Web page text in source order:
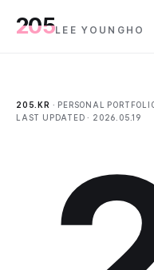
205LEE YOUNGHO
205.KR · PERSONAL
LAST UPDATED · 2026.05.19